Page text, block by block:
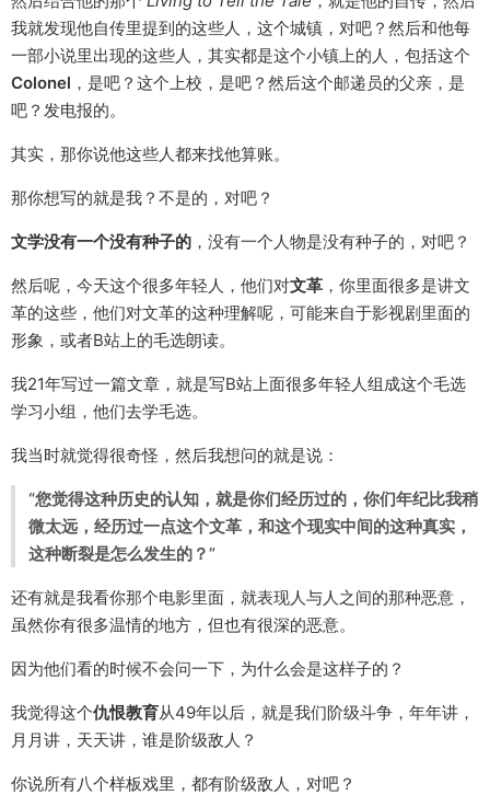
我就发现他自传里提到的这些人，这个城镇，对吧？然后和他每
一部小说里出现的这些人，其实都是这个小镇上的人，包括这个
Colonel ，是吧？这个上校，是吧？然后这个邮递员的父亲，是
吧？发电报的。
其实，那你说他这些人都来找他算账。
那你想写的就是我？不是的，对吧？
文学没有一个没有种子的 ，没有一个人物是没有种子的，对吧？
然后呢，今天这个很多年轻人，他们对文革 ，你里面很多是讲文
革的这些，他们对文革的这种理解呢，可能来自于影视剧里面的
形象，或者B站上的毛选朗读。
我21年写过一篇文章，就是写B站上面很多年轻人组成这个毛选
学习小组，他们去学毛选。
我当时就觉得很奇怪，然后我想问的就是说：
“您觉得这种历史的认知，就是你们经历过的，你们年纪比我稍
微太远，经历过一点这个文革，和这个现实中间的这种真实，
这种断裂是怎么发生的？”
还有就是我看你那个电影里面，就表现人与人之间的那种恶意，
虽然你有很多温情的地方，但也有很深的恶意。
因为他们看的时候不会问一下，为什么会是这样子的？
我觉得这个仇恨教育从49年以后，就是我们阶级斗争，年年讲，
月月讲，天天讲，谁是阶级敌人？
你说所有八个样板戏里，都有阶级敌人，对吧？